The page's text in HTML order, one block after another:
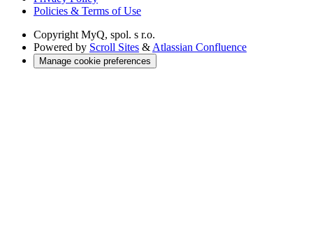
Policies & Terms of Use
Copyright MyQ, spol. s r.o.
Powered by Scroll Sites & Atlassian Confluence
Manage cookie preferences